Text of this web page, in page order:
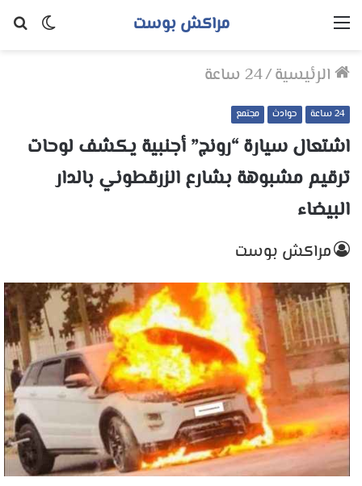
الوضع
مراكش بوست القائمة
الرئيسية/24 ساعة
24 ساعة حوادث مجتمع
اشتعال سيارة “رونج” أجنبية يكشف لوحات
ترقيم مشبوهة بشارع الزرقطوني بالدار
البيضاء
مراكش بوست